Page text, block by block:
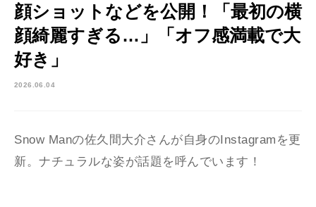
顔ショットなどを公開！「最初の横
顔綺麗すぎる…」「オフ感満載で大
好き」
2026.06.04
Snow Manの佐久間大介さんが自身のInstagramを更
新。ナチュラルな姿が話題を呼んでいます！